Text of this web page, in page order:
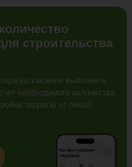
строительства
вы сможете выполнить
необходимого количества
террасы из любой